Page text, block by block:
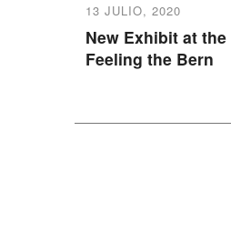
13 JULIO, 2020
New Exhibit at
Feeling the Bern